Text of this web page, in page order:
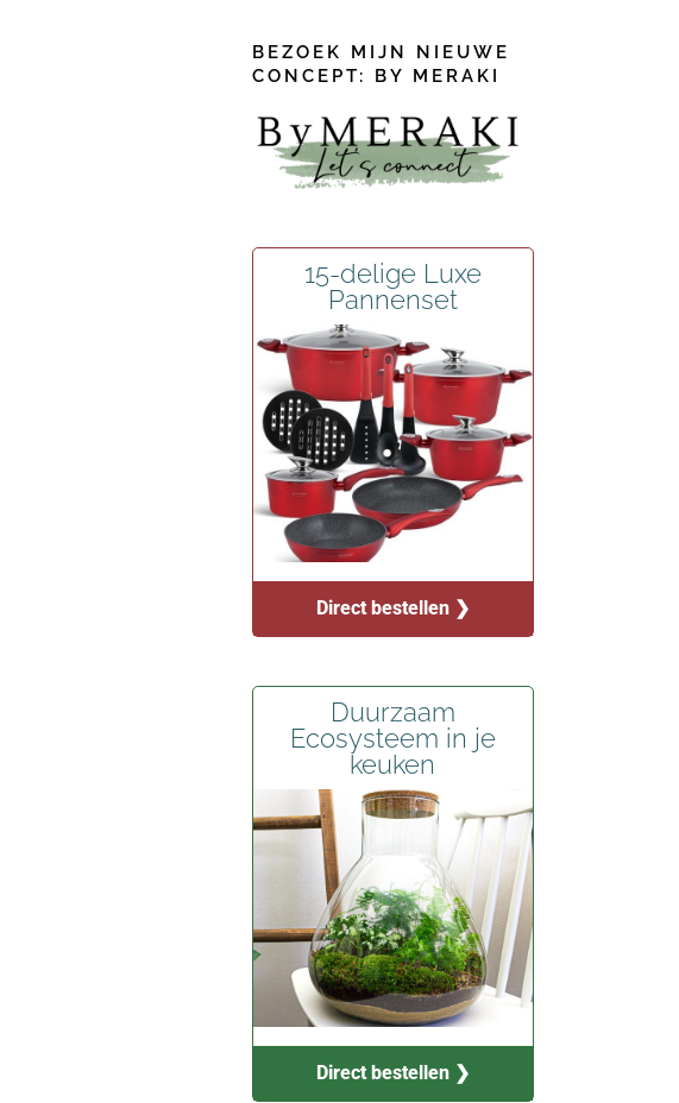
BEZOEK MIJN NIEUWE
CONCEPT: BY MERAKI
15-delige Luxe
Pannenset
Direct bestellen ❯
Duurzaam
Ecosysteem in je
keuken
Direct bestellen ❯